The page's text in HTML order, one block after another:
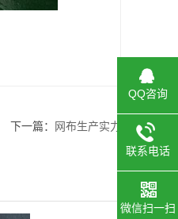
下一篇： 网布生产实力
QQ咨询
联系电话
微信扫一扫